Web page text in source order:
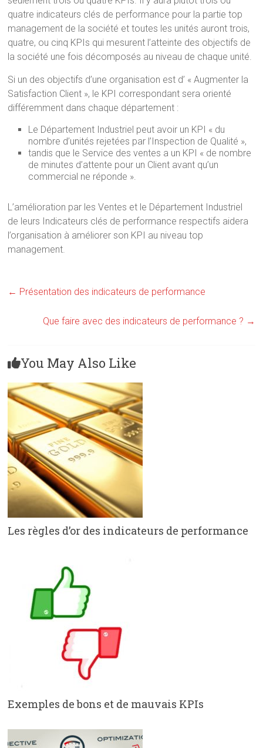
quatre indicateurs clés de performance pour la partie top
management de la société et toutes les unités auront trois,
quatre, ou cinq KPIs qui mesurent l’atteinte des objectifs de
la société une fois décomposés au niveau de chaque unité.
Si un des objectifs d’une organisation est d’ « Augmenter la
Satisfaction Client », le KPI correspondant sera orienté
différemment dans chaque département :
Le Département Industriel peut avoir un KPI « du
nombre d’unités rejetées par l’Inspection de Qualité »,
tandis que le Service des ventes a un KPI « de nombre
de minutes d’attente pour un Client avant qu’un
commercial ne réponde ».
L’amélioration par les Ventes et le Département Industriel
de leurs Indicateurs clés de performance respectifs aidera
l’organisation à améliorer son KPI au niveau top
management.
← Présentation des indicateurs de performance
Que faire avec des indicateurs de performance ? →
You May Also Like
Les règles d’or des indicateurs de performance
Exemples de bons et de mauvais KPIs